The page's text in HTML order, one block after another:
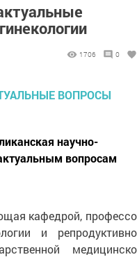
1706 0
научно-
вопросам
кафедрой,
и